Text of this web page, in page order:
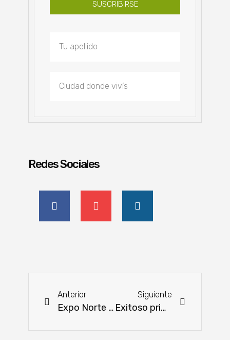
SUSCRIBIRSE
Redes Sociales
Anterior
Expo Norte 2024: Bio Natural S.A. expuso estrategias de vacunación para el crecimiento del sector avícola
Siguiente
Exitoso primer mes de implementación de Hambre Cero